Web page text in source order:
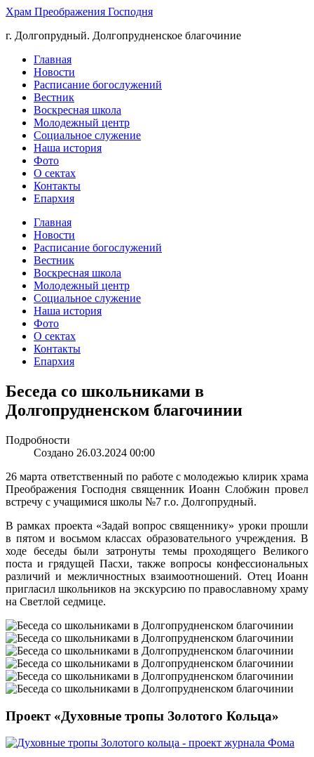
Храм Преображения Господня
г. Долгопрудный. Долгопрудненское благочиние
Главная
Новости
Расписание богослужений
Вестник
Воскресная школа
Молодежный центр
Социальное служение
Наша история
Фото
О сектах
Контакты
Епархия
Главная
Новости
Расписание богослужений
Вестник
Воскресная школа
Молодежный центр
Социальное служение
Наша история
Фото
О сектах
Контакты
Епархия
Беседа со школьниками в
Долгопрудненском благочинии
Подробности
Создано 26.03.2024 00:00
26 марта ответственный по работе с молодежью клирик храма
Преображения Господня священник Иоанн Слобжин провел
встречу с учащимися школы №7 г.о. Долгопрудный.
В рамках проекта «Задай вопрос священнику» уроки прошли
в пятом и восьмом классах образовательного учреждения. В
ходе беседы были затронуты темы проходящего Великого
поста и грядущей Пасхи, также вопросы конфессиональных
различий и межличностных взаимоотношений. Отец Иоанн
пригласил школьников на экскурсию по православному храму
на Светлой седмице.
Проект «Духовные тропы Золотого Кольца»